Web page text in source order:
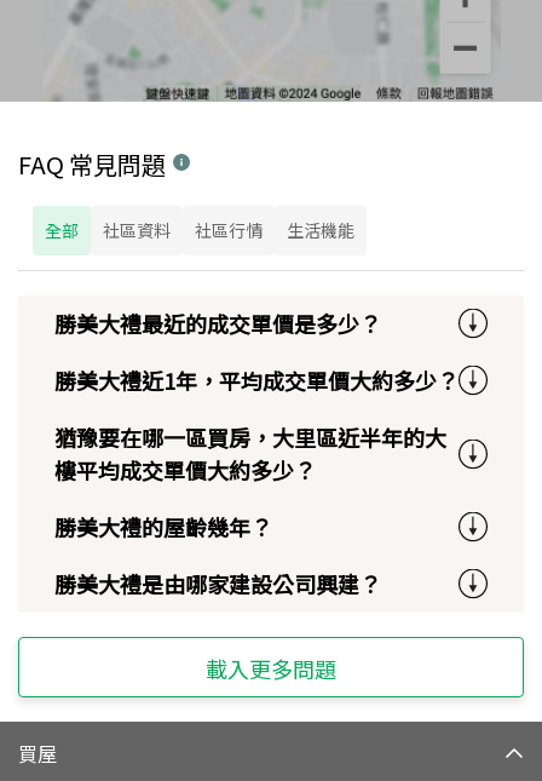
FAQ 常見問題
全部 社區資料 社區行情 生活機能
勝美大禮最近的成交單價是多少？
勝美大禮近1年，平均成交單價大約多少？
猶豫要在哪一區買房，大里區近半年的大
樓平均成交單價大約多少？
勝美大禮的屋齡幾年？
勝美大禮是由哪家建設公司興建？
載入更多問題
買屋